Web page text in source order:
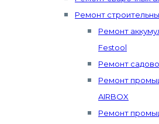
Ремонт
Ремонт
Festool
Ремонт
Ремонт
AIRBOX
Ремонт